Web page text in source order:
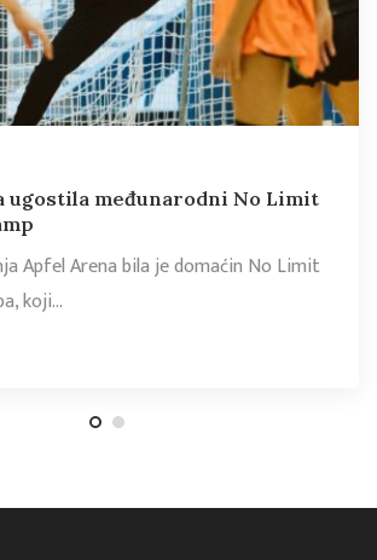
ugostila međunarodni No Limit
Apfel Arena bila je domaćin No Limit
koji…